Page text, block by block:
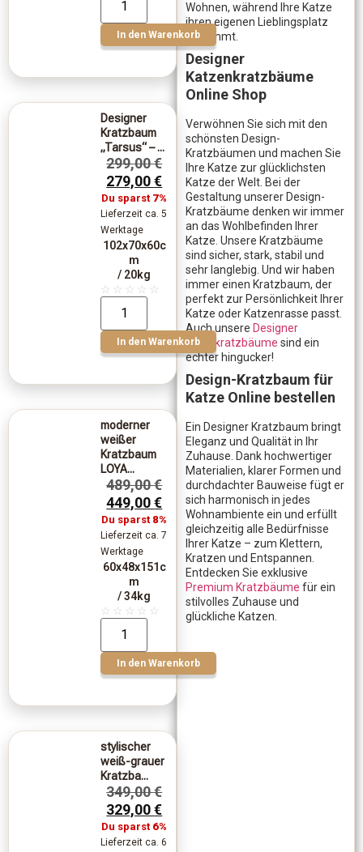
Wohnen, während Ihre Katze
ihren eigenen Lieblingsplatz
bekommt.
Designer
Katzenkratzbäume
Online Shop
Verwöhnen Sie sich mit den
schönsten Design-
Kratzbäumen und machen Sie
Ihre Katze zur glücklichsten
Katze der Welt. Bei der
Gestaltung unserer Design-
Kratzbäume denken wir immer
an das Wohlbefinden Ihrer
Katze. Unsere Kratzbäume
sind sicher, stark, stabil und
sehr langlebig. Und wir haben
immer einen Kratzbaum, der
perfekt zur Persönlichkeit Ihrer
Katze oder Katzenrasse passt.
Auch unsere Designer
Wandkratzbäume sind ein
echter hingucker!
Design-Kratzbaum für
Katze Online bestellen
Ein Designer Kratzbaum bringt
Eleganz und Qualität in Ihr
Zuhause. Dank hochwertiger
Materialien, klarer Formen und
durchdachter Bauweise fügt er
sich harmonisch in jedes
Wohnambiente ein und erfüllt
gleichzeitig alle Bedürfnisse
Ihrer Katze – zum Klettern,
Kratzen und Entspannen.
Entdecken Sie exklusive
Premium Kratzbäume für ein
stilvolles Zuhause und
glückliche Katzen.
In den Warenkorb
Designer
Kratzbaum
„Tarsus“ – ...
299,00€
279,00€
Du sparst 7%
Lieferzeit ca. 5
Werktage
102x70x60c
m
/ 20kg
☆ ☆ ☆ ☆ ☆
In den Warenkorb
moderner
weißer
Kratzbaum
LOYA...
489,00€
449,00€
Du sparst 8%
Lieferzeit ca. 7
Werktage
60x48x151c
m
/ 34kg
☆ ☆ ☆ ☆ ☆
In den Warenkorb
stylischer
weiß-grauer
Kratzba...
349,00€
329,00€
Du sparst 6%
Lieferzeit ca. 6